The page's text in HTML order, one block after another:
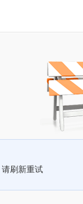
刷新重试